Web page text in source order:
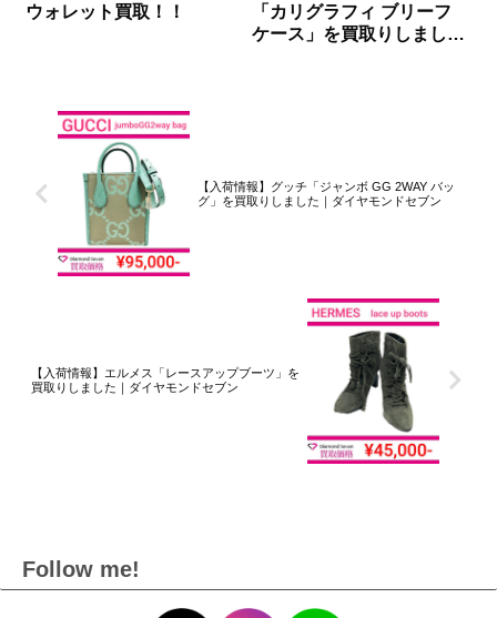
ウォレット買取！！
「カリグラフィ ブリーフ
ケース」を買取りしました
【入荷情報】グッチ「ジャンボ GG 2WAY バッ
グ」を買取りしました｜ダイヤモンドセブン
【入荷情報】エルメス「レースアップブーツ」を
買取りしました｜ダイヤモンドセブン
Follow me!